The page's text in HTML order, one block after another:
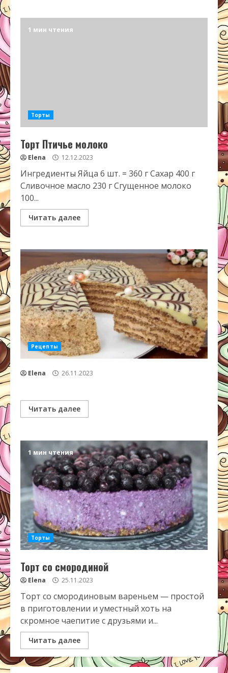
1 мин чтения
Торты
Торт Птичье молоко
Elena 12.12.2023
Ингредиенты Яйца 6 шт. = 360 г Сахар 400 г
Сливочное масло 230 г Сгущенное молоко
100...
Читать далее
Рецепты
Elena 26.11.2023
Читать далее
1 мин чтения
Торты
Торт со смородиной
Elena 25.11.2023
Торт со смородиновым вареньем — простой
в приготовлении и уместный хоть на
скромное чаепитие с друзьями и...
Читать далее